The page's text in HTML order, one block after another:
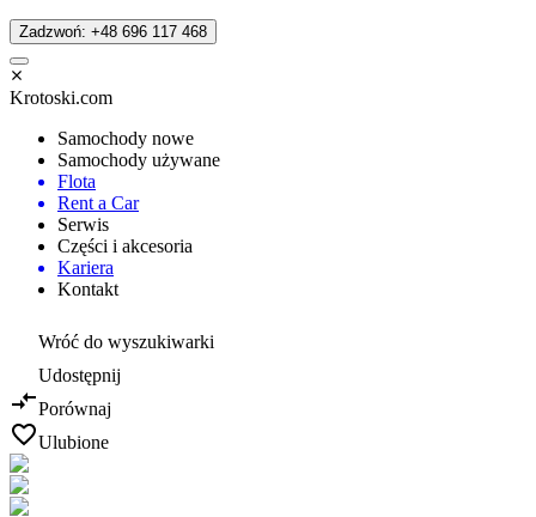
Zadzwoń: +48 696 117 468
Krotoski.com
Samochody nowe
Samochody używane
Flota
Rent a Car
Serwis
Części i akcesoria
Kariera
Kontakt
Wróć do wyszukiwarki
Udostępnij
Porównaj
Ulubione